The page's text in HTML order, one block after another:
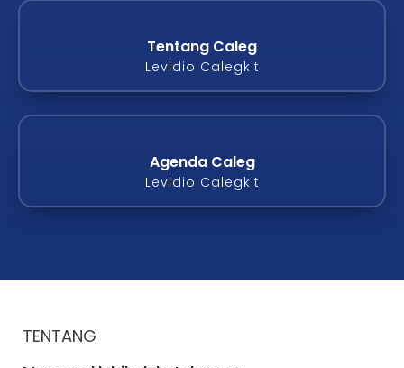
Tentang Caleg
Levidio Calegkit
Agenda Caleg
Levidio Calegkit
TENTANG